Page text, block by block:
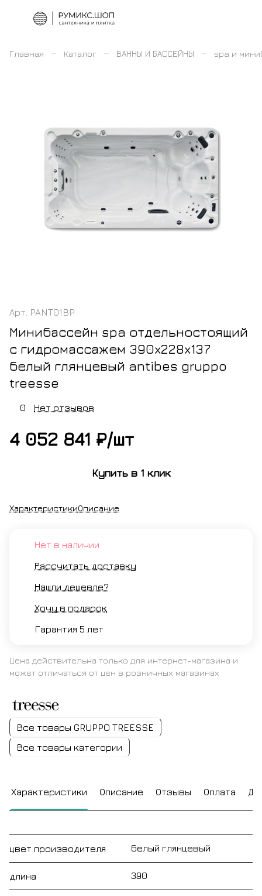
Главная – Каталог – ВАННЫ И БАССЕЙНЫ – spa и
Арт. PANT01BP
Минибассейн spa отдельностоящий
с гидромассажем 390x228x137
белый глянцевый antibes gruppo
treesse
0 Нет отзывов
4 052 841 ₽/шт
Купить в 1 клик
ХарактеристикиОписание
Нет в наличии
Рассчитать доставку
Нашли дешевле?
Хочу в подарок
Гарантия 5 лет
Цена действительна только для интернет-магазина и
может отличаться от цен в розничных магазинах
Все товары GRUPPO TREESSE
Все товары категории
Характеристики Описание Отзывы Оплата
цвет производителя белый глянцевый
длина 390